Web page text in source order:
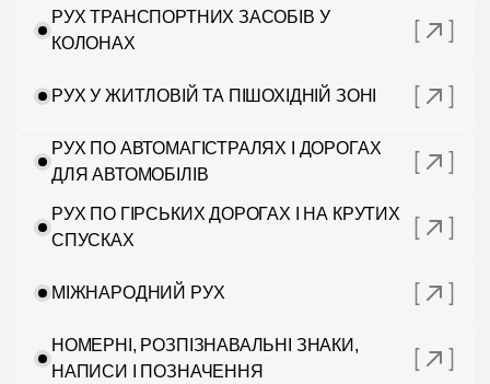
РУХ ТРАНСПОРТНИХ ЗАСОБІВ У
КОЛОНАХ
РУХ У ЖИТЛОВІЙ ТА ПІШОХІДНІЙ ЗОНІ
РУХ ПО АВТОМАГІСТРАЛЯХ І ДОРОГАХ
ДЛЯ АВТОМОБІЛІВ
РУХ ПО ГІРСЬКИХ ДОРОГАХ І НА КРУТИХ
СПУСКАХ
МІЖНАРОДНИЙ РУХ
НОМЕРНІ, РОЗПІЗНАВАЛЬНІ ЗНАКИ,
НАПИСИ І ПОЗНАЧЕННЯ